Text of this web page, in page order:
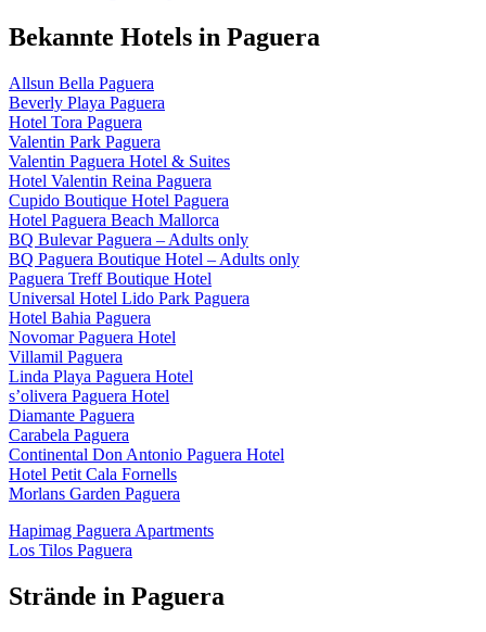
Bekannte Hotels in Paguera
Allsun Bella Paguera
Beverly Playa Paguera
Hotel Tora Paguera
Valentin Park Paguera
Valentin Paguera Hotel & Suites
Hotel Valentin Reina Paguera
Cupido Boutique Hotel Paguera
Hotel Paguera Beach Mallorca
BQ Bulevar Paguera – Adults only
BQ Paguera Boutique Hotel – Adults only
Paguera Treff Boutique Hotel
Universal Hotel Lido Park Paguera
Hotel Bahia Paguera
Novomar Paguera Hotel
Villamil Paguera
Linda Playa Paguera Hotel
s’olivera Paguera Hotel
Diamante Paguera
Carabela Paguera
Continental Don Antonio Paguera Hotel
Hotel Petit Cala Fornells
Morlans Garden Paguera
Hapimag Paguera Apartments
Los Tilos Paguera
Strände in Paguera